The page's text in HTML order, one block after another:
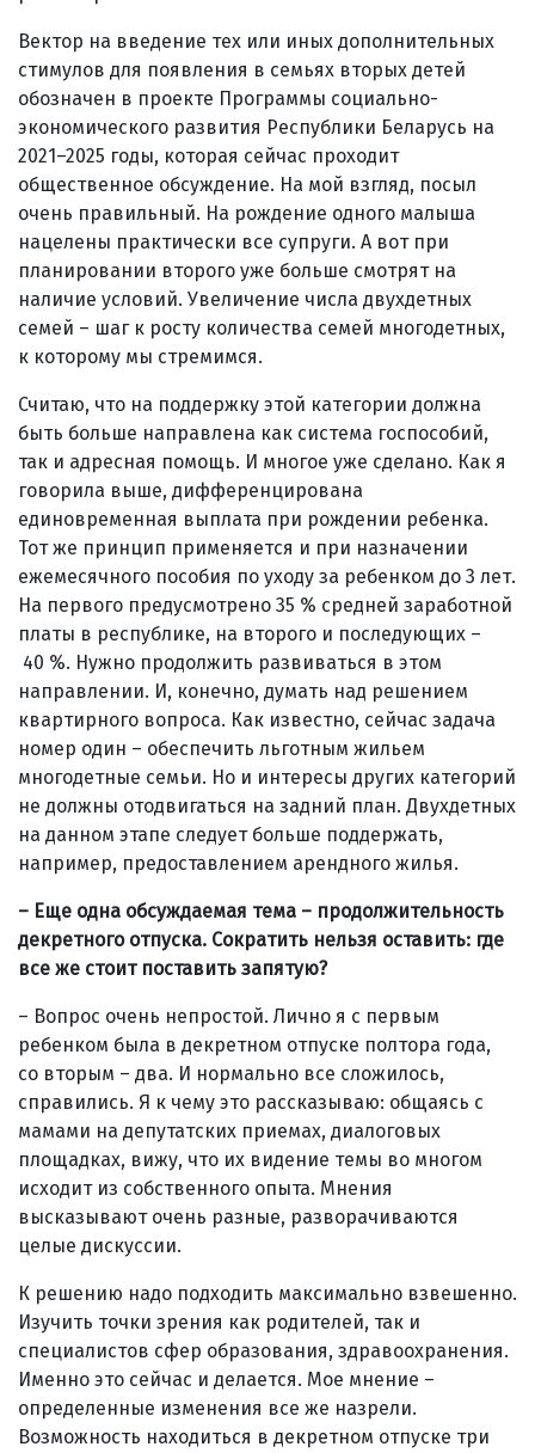
Вектор на введение тех или иных дополнительных
стимулов для появления в семьях вторых детей
обозначен в проекте Программы социально-
экономического развития Республики Беларусь на
2021–2025 годы, которая сейчас проходит
общественное обсуждение. На мой взгляд, посыл
очень правильный. На рождение одного малыша
нацелены практически все супруги. А вот при
планировании второго уже больше смотрят на
наличие условий. Увеличение числа двухдетных
семей – шаг к росту количества семей многодетных,
к которому мы стремимся.
Считаю, что на поддержку этой категории должна
быть больше направлена как система госпособий,
так и адресная помощь. И многое уже сделано. Как я
говорила выше, дифференцирована
единовременная выплата при рождении ребенка.
Тот же принцип применяется и при назначении
ежемесячного пособия по уходу за ребенком до 3 лет.
На первого предусмотрено 35 % средней заработной
платы в республике, на второго и последующих –
40 %. Нужно продолжить развиваться в этом
направлении. И, конечно, думать над решением
квартирного вопроса. Как известно, сейчас задача
номер один – обеспечить льготным жильем
многодетные семьи. Но и интересы других категорий
не должны отодвигаться на задний план. Двухдетных
на данном этапе следует больше поддержать,
например, предоставлением арендного жилья.
– Еще одна обсуждаемая тема – продолжительность
декретного отпуска. Сократить нельзя оставить: где
все же стоит поставить запятую?
– Вопрос очень непростой. Лично я с первым
ребенком была в декретном отпуске полтора года,
со вторым – два. И нормально все сложилось,
справились. Я к чему это рассказываю: общаясь с
мамами на депутатских приемах, диалоговых
площадках, вижу, что их видение темы во многом
исходит из собственного опыта. Мнения
высказывают очень разные, разворачиваются
целые дискуссии.
К решению надо подходить максимально взвешенно.
Изучить точки зрения как родителей, так и
специалистов сфер образования, здравоохранения.
Именно это сейчас и делается. Мое мнение –
определенные изменения все же назрели.
Возможность находиться в декретном отпуске три